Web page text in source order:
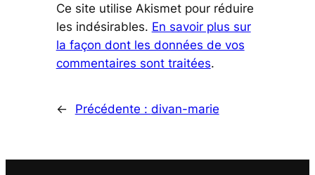
Ce site utilise Akismet pour réduire
les indésirables. En savoir plus sur
la façon dont les données de vos
commentaires sont traitées.
← Précédente : divan-marie